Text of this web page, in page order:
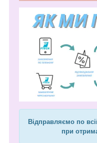
Відправляємо по
при